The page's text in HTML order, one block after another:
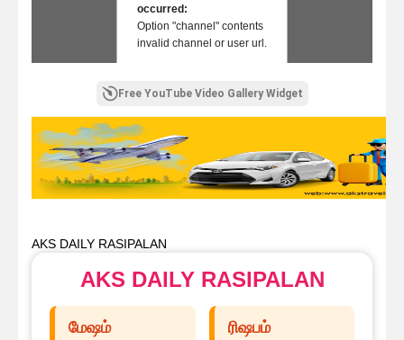
occurred:
Option "channel" contents
invalid channel or user url.
Free YouTube Video Gallery Widget
AKS DAILY RASIPALAN
AKS DAILY RASIPALAN
மேஷம் ரிஷபம்